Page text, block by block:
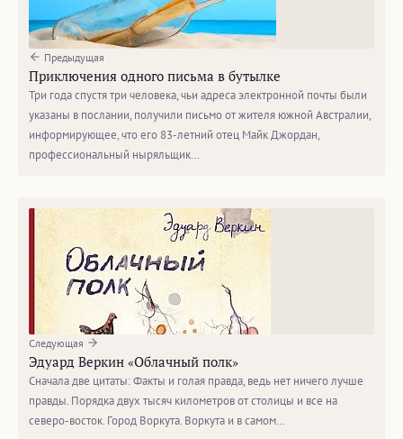
Предыдущая
Приключения одного письма в бутылке
Три года спустя три человека, чьи адреса электронной почты были
указаны в послании, получили письмо от жителя южной Австралии,
информирующее, что его 83-летний отец Майк Джордан,
профессиональный ныряльщик…
Следующая
Эдуард Веркин «Облачный полк»
Сначала две цитаты: Факты и голая правда, ведь нет ничего лучше
правды. Порядка двух тысяч километров от столицы и все на
северо-восток. Город Воркута. Воркута и в самом…